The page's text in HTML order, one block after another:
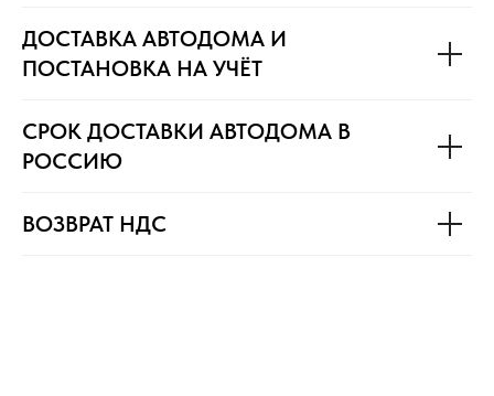
ДОСТАВКА АВТОДОМА И
ПОСТАНОВКА НА УЧЁТ
СРОК ДОСТАВКИ АВТОДОМА В
РОССИЮ
ВОЗВРАТ НДС